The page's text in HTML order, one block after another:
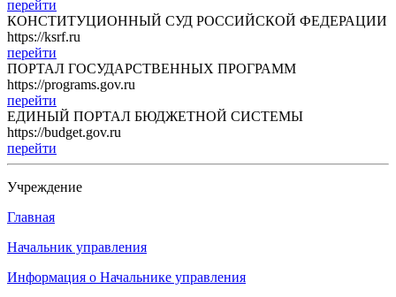
перейти
КОНСТИТУЦИОННЫЙ СУД РОССИЙСКОЙ ФЕДЕРАЦИИ
https://ksrf.ru
перейти
ПОРТАЛ ГОСУДАРСТВЕННЫХ ПРОГРАММ
https://programs.gov.ru
перейти
ЕДИНЫЙ ПОРТАЛ БЮДЖЕТНОЙ СИСТЕМЫ
https://budget.gov.ru
перейти
Учреждение
Главная
Начальник управления
Информация о Начальнике управления